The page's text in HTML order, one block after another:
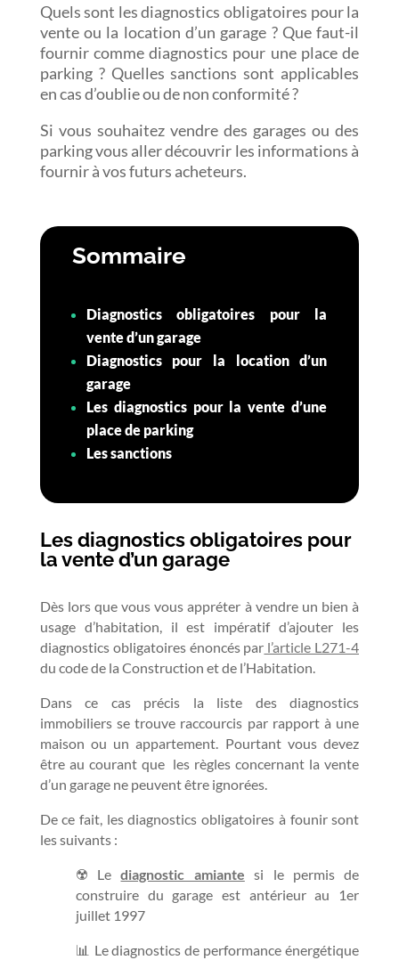
Quels sont les diagnostics obligatoires pour la
vente ou la location d’un garage ? Que faut-il
fournir comme diagnostics pour une place de
parking ? Quelles sanctions sont applicables
en cas d’oublie ou de non conformité ?
Si vous souhaitez vendre des garages ou des
parking vous aller découvrir les informations à
fournir à vos futurs acheteurs.
Sommaire
Diagnostics obligatoires pour la
vente d’un garage
Diagnostics pour la location d’un
garage
Les diagnostics pour la vente d’une
place de parking
Les sanctions
Les diagnostics obligatoires pour
la vente d’un garage
Dès lors que vous vous appréter à vendre un bien à
usage d’habitation, il est impératif d’ajouter les
diagnostics obligatoires énoncés par l’article L271-4
du code de la Construction et de l’Habitation.
Dans ce cas précis la liste des diagnostics
immobiliers se trouve raccourcis par rapport à une
maison ou un appartement. Pourtant vous devez
être au courant que les règles concernant la vente
d’un garage ne peuvent être ignorées.
De ce fait, les diagnostics obligatoires à founir sont
les suivants :
☢️ Lediagnostic amiante si le permis de
construire du garage est antérieur au 1er
juillet 1997
📊 Le diagnostics de performance énergétique